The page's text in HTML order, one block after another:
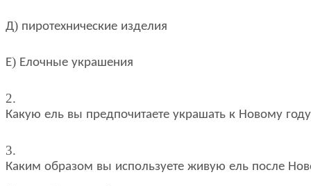
Д) пиротехнические изделия
Е) Елочные украшения
2.
Какую ель вы предпочитаете украшать к Новому году
3.
Каким образом вы используете живую ель после